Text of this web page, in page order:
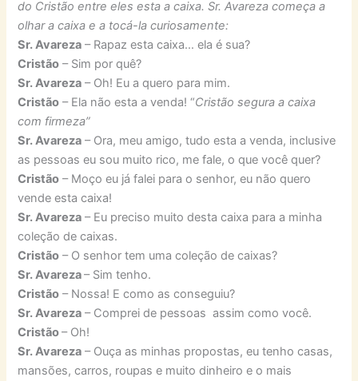
do Cristão entre eles esta a caixa. Sr. Avareza começa a
olhar a caixa e a tocá-la curiosamente:
Sr. Avareza – Rapaz esta caixa… ela é sua?
Cristão – Sim por quê?
Sr. Avareza – Oh! Eu a quero para mim.
Cristão – Ela não esta a venda! “Cristão segura a caixa
com firmeza”
Sr. Avareza – Ora, meu amigo, tudo esta a venda, inclusive
as pessoas eu sou muito rico, me fale, o que você quer?
Cristão – Moço eu já falei para o senhor, eu não quero
vende esta caixa!
Sr. Avareza – Eu preciso muito desta caixa para a minha
coleção de caixas.
Cristão – O senhor tem uma coleção de caixas?
Sr. Avareza– Sim tenho.
Cristão – Nossa! E como as conseguiu?
Sr. Avareza – Comprei de pessoas assim como você.
Cristão– Oh!
Sr. Avareza – Ouça as minhas propostas, eu tenho casas,
mansões, carros, roupas e muito dinheiro e o mais